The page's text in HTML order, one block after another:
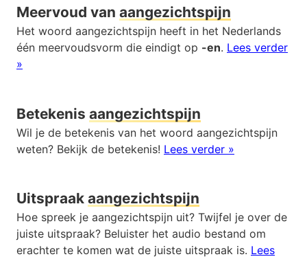
Meervoud van aangezichtspijn
Het woord aangezichtspijn heeft in het Nederlands
één meervoudsvorm die eindigt op -en. Lees verder
»
Betekenis aangezichtspijn
Wil je de betekenis van het woord aangezichtspijn
weten? Bekijk de betekenis! Lees verder »
Uitspraak aangezichtspijn
Hoe spreek je aangezichtspijn uit? Twijfel je over de
juiste uitspraak? Beluister het audio bestand om
erachter te komen wat de juiste uitspraak is. Lees